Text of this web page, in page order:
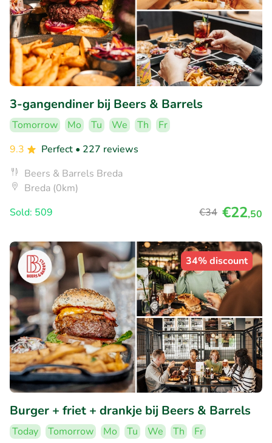
3-gangendiner bij Beers & Barrels
Tomorrow Mo Tu We Th
Fr
9.3
Perfect • 227 reviews
Beers & Barrels Breda
Breda (0km)
Sold: 509
€34 €22,50
34% discount
Burger + friet + drankje bij Beers & Barrels
Today Tomorrow Mo Tu We Th
Fr